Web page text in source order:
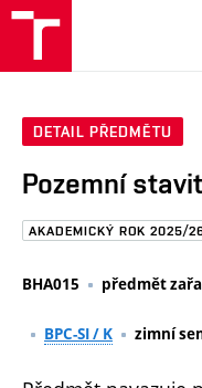
Brno
DETAIL PŘEDMĚTU
Pozemní
AKADEMICKÝ ROK 2025/
BHA015 předmět
BPC-SI / K zimní